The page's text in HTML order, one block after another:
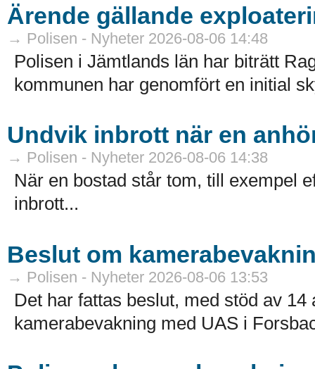
Ärende gällande
→ Polisen - Nyheter 2026-08-06 14:48
Polisen i Jämtlands län har biträtt
kommunen har genomfört en initial
Undvik inbrott när en
→ Polisen - Nyheter 2026-08-06 14:38
När en bostad står tom, till exempel
inbrott...
Beslut om
→ Polisen - Nyheter 2026-08-06 13:53
Det har fattas beslut, med stöd av
kamerabevakning med UAS i